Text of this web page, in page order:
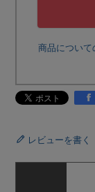
商品につい
レビューを書く